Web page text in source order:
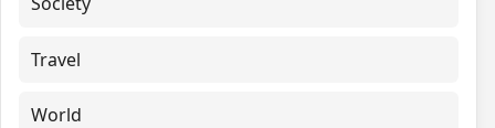
Travel
World